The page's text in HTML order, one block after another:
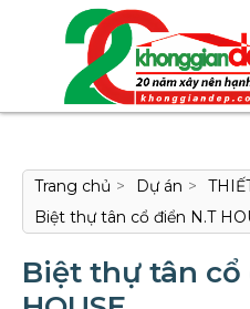
Trang chủ > Dự án >
Biệt thự tân cổ điển N.T
Biệt thự tân cổ